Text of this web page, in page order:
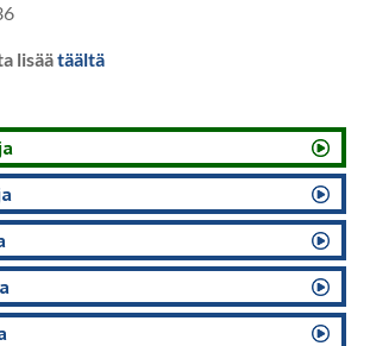
lisäätäältä